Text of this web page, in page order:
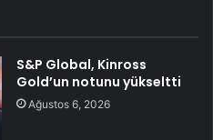
S&P Global, Kinross
Gold’un notunu yükseltti
Ağustos 6, 2026